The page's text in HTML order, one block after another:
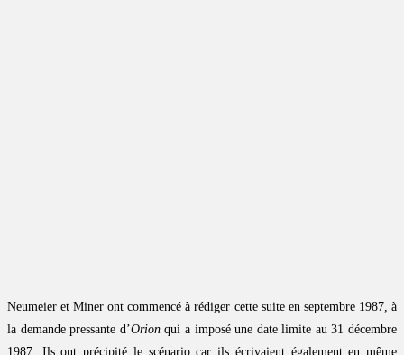
Neumeier et Miner ont commencé à rédiger cette suite en septembre 1987, à
la demande pressante d’Orionqui a imposé une date limite au 31 décembre
1987. Ils ont précipité le scénario car ils écrivaient également en même